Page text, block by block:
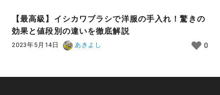
【最高級】イシカワブラシで洋服の手入れ！驚きの
効果と値段別の違いを徹底解説
2023年5月14日 あきよし 0